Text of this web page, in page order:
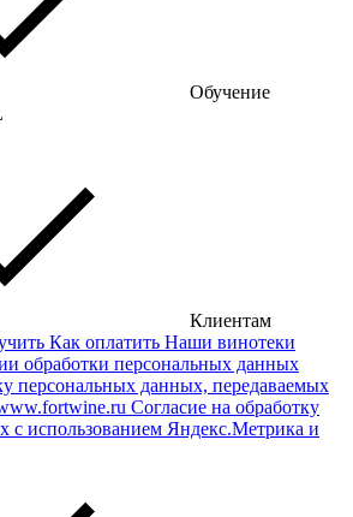
Обучение
Клиентам
Как оплатить Наши винотеки
обработки персональных данных
персональных данных, передаваемых
Согласие на обработку
с использованием Яндекс.Метрика и